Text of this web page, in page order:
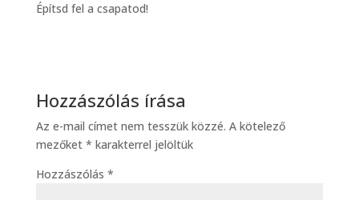
Építsd fel a csapatod!
Hozzászólás írása
Az e-mail címet nem tesszük közzé. A kötelező
mezőket * karakterrel jelöltük
Hozzászólás *